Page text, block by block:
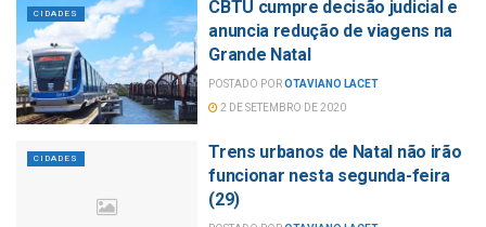
CIDADES
CBTU cumpre decisão judicial e
anuncia redução de viagens na
Grande Natal
POSTADO POROTAVIANO LACET
2 DE SETEMBRO DE 2020
CIDADES
Trens urbanos de Natal não irão
funcionar nesta segunda-feira
(29)